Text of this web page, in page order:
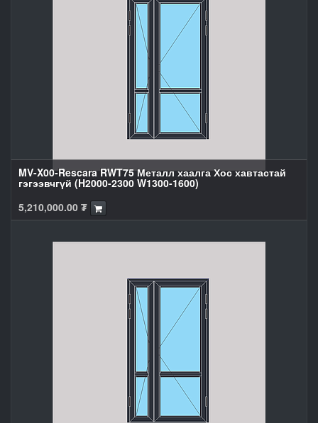
MV-X00-Rescara RWT75 Металл хаалга Хос хавтастай
гэгээвчгүй (H2000-2300 W1300-1600)
5,210,000.00 ₮